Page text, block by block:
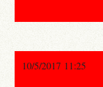
10/5/2017 11:25